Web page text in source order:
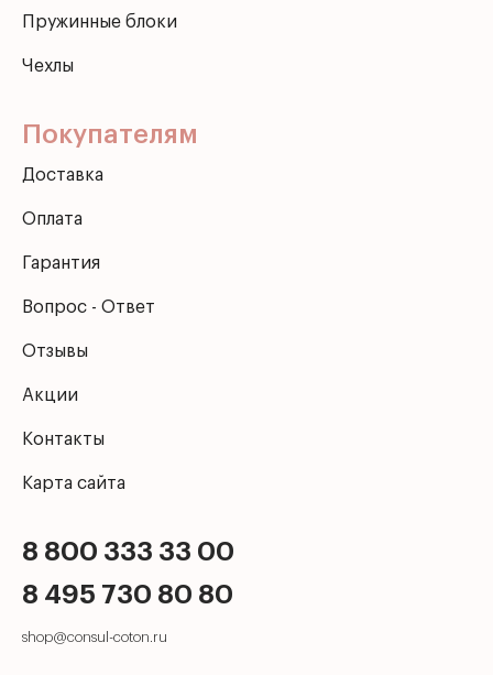
Пружинные блоки
Чехлы
Покупателям
Доставка
Оплата
Гарантия
Вопрос - Ответ
Отзывы
Акции
Контакты
Карта сайта
8 800 333 33 00
8 495 730 80 80
shop@consul-coton.ru